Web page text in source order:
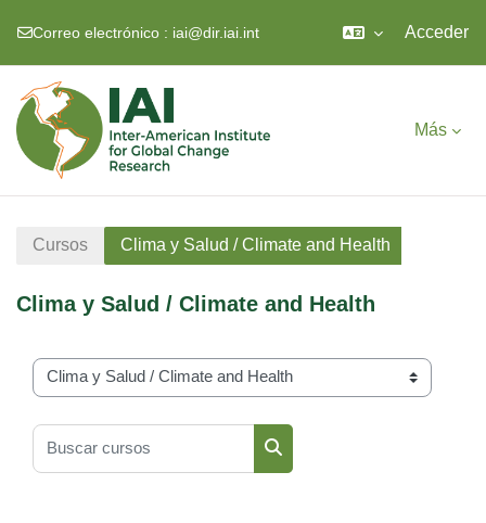
Correo electrónico : iai@dir.iai.int Acceder
Más
Cursos Clima y Salud / Climate and Health
Clima y Salud / Climate and Health
Categorías
Buscar cursos
Buscar cursos